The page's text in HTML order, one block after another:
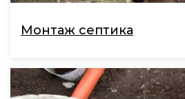
Монтаж септика